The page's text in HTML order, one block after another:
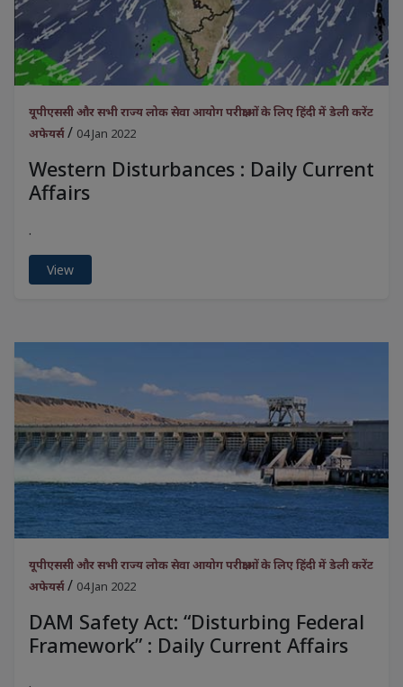
यूपीएससी और सभी राज्य लोक सेवा आयोग परीक्षाओं के लिए हिंदी में डेली करेंट
अफेयर्स/ 04 Jan 2022
Western Disturbances : Daily Current
Affairs
.
View
यूपीएससी और सभी राज्य लोक सेवा आयोग परीक्षाओं के लिए हिंदी में डेली करेंट
अफेयर्स/ 04 Jan 2022
DAM Safety Act: “Disturbing Federal
Framework” : Daily Current Affairs
.